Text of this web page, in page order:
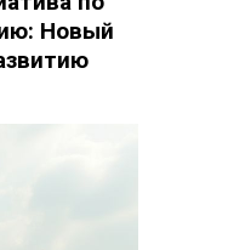
Новый